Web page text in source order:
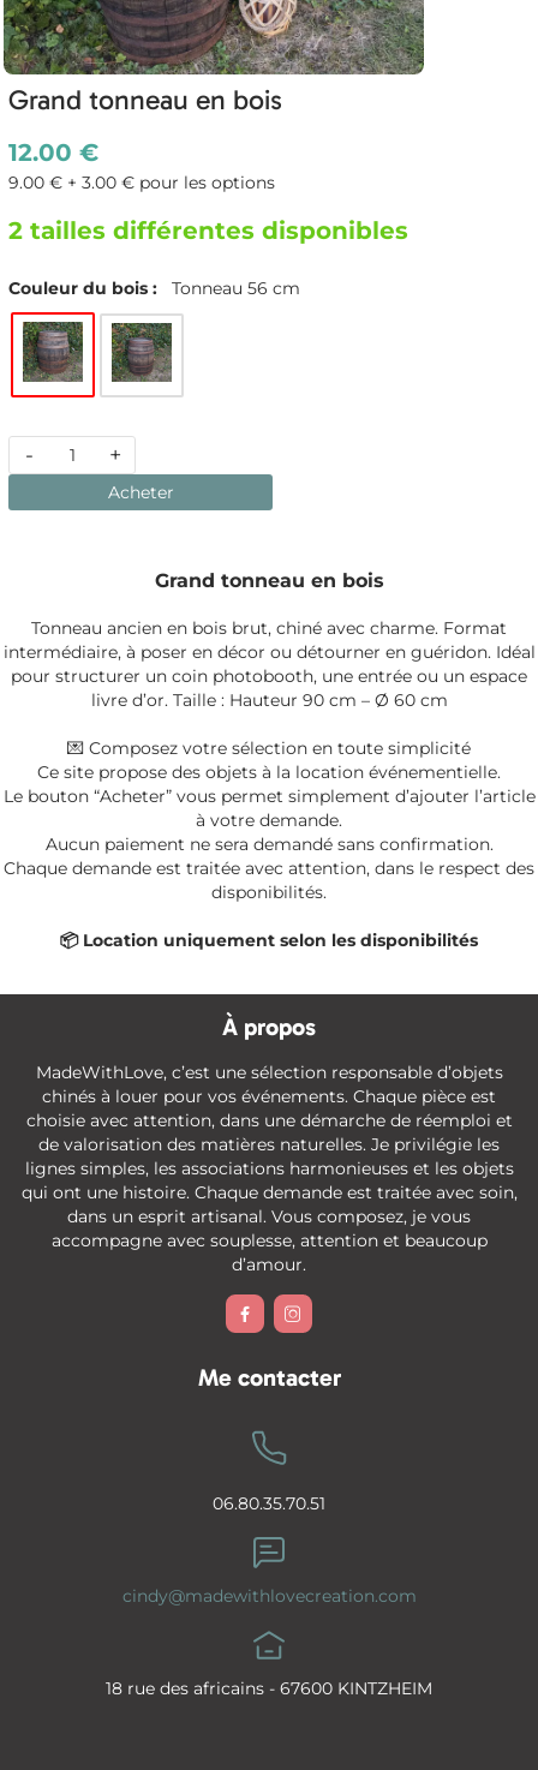
Grand tonneau en bois
12.00 €
9.00 € + 3.00 € pour les options
2 tailles différentes disponibles
Couleur du bois : Tonneau 56 cm
- +
Acheter
Grand tonneau en bois
Tonneau ancien en bois brut, chiné avec charme. Format
intermédiaire, à poser en décor ou détourner en guéridon. Idéal
pour structurer un coin photobooth, une entrée ou un espace
livre d’or. Taille : Hauteur 90 cm – Ø 60 cm
💌 Composez votre sélection en toute simplicité
Ce site propose des objets à la location événementielle.
Le bouton “Acheter” vous permet simplement d’ajouter l’article
à votre demande.
Aucun paiement ne sera demandé sans confirmation.
Chaque demande est traitée avec attention, dans le respect des
disponibilités.
📦 Location uniquement selon les disponibilités
À propos
MadeWithLove, c’est une sélection responsable d’objets
chinés à louer pour vos événements. Chaque pièce est
choisie avec attention, dans une démarche de réemploi et
de valorisation des matières naturelles. Je privilégie les
lignes simples, les associations harmonieuses et les objets
qui ont une histoire. Chaque demande est traitée avec soin,
dans un esprit artisanal. Vous composez, je vous
accompagne avec souplesse, attention et beaucoup
d’amour.
 
Me contacter
06.80.35.70.51
cindy@madewithlovecreation.com
18 rue des africains - 67600 KINTZHEIM